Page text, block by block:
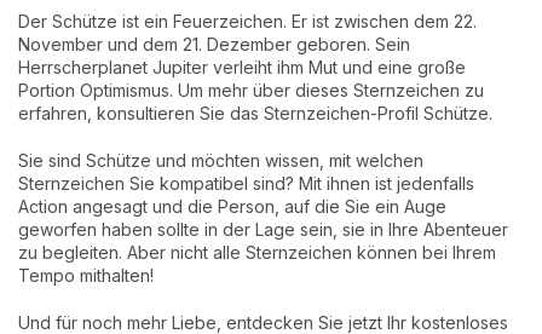
Der Schütze ist ein Feuerzeichen. Er ist zwischen dem 22.
November und dem 21. Dezember geboren. Sein
Herrscherplanet Jupiter verleiht ihm Mut und eine große
Portion Optimismus. Um mehr über dieses Sternzeichen zu
erfahren, konsultieren Sie das Sternzeichen-Profil Schütze.
Sie sind Schütze und möchten wissen, mit welchen
Sternzeichen Sie kompatibel sind? Mit ihnen ist jedenfalls
Action angesagt und die Person, auf die Sie ein Auge
geworfen haben sollte in der Lage sein, sie in Ihre Abenteuer
zu begleiten. Aber nicht alle Sternzeichen können bei Ihrem
Tempo mithalten!
Und für noch mehr Liebe, entdecken Sie jetzt Ihr kostenloses